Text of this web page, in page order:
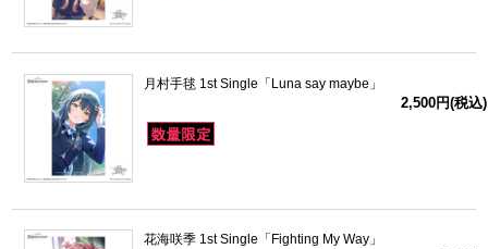
月村手毬 1st Single「Luna say maybe」
2,500円(税込)
花海咲季 1st Single「Fighting My Way」